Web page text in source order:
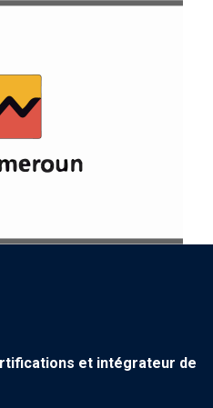
Banque Cameroun
et intégrateur de